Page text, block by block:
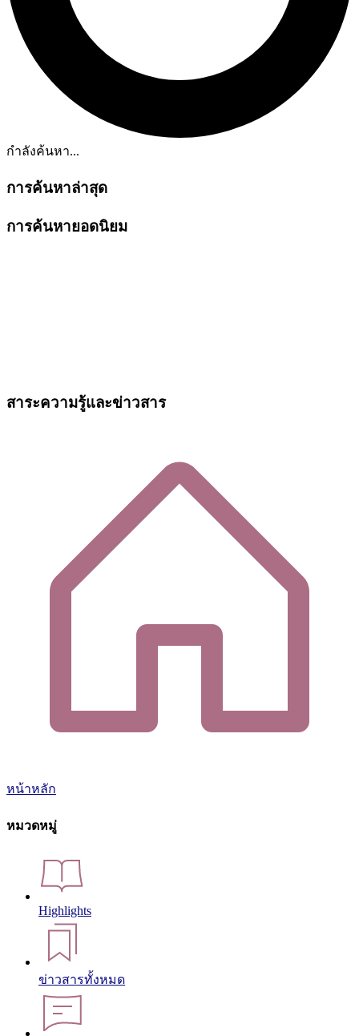
กำลังค้นหา...
การค้นหาล่าสุด
การค้นหายอดนิยม
สาระความรู้และข่าวสาร
หน้าหลัก
หมวดหมู่
Highlights
ข่าวสารทั้งหมด